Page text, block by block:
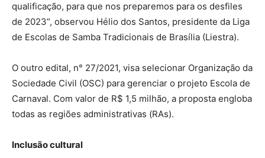
qualificação, para que nos preparemos para os desfiles
de 2023”, observou Hélio dos Santos, presidente da Liga
de Escolas de Samba Tradicionais de Brasília (Liestra).
O outro edital, n° 27/2021, visa selecionar Organização da
Sociedade Civil (OSC) para gerenciar o projeto Escola de
Carnaval. Com valor de R$ 1,5 milhão, a proposta engloba
todas as regiões administrativas (RAs).
Inclusão cultural